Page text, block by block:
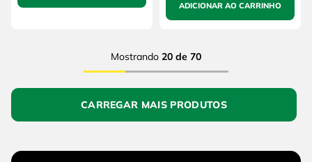
ADICIONAR AO CARRINHO
Mostrando 20 de 70